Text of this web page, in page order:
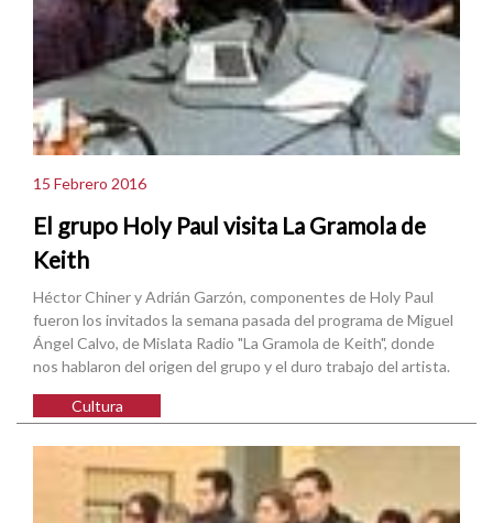
15 Febrero 2016
El grupo Holy Paul visita La Gramola de
Keith
Héctor Chiner y Adrián Garzón, componentes de Holy Paul
fueron los invitados la semana pasada del programa de Miguel
Ángel Calvo, de Mislata Radio "La Gramola de Keith", donde
nos hablaron del origen del grupo y el duro trabajo del artista.
Cultura